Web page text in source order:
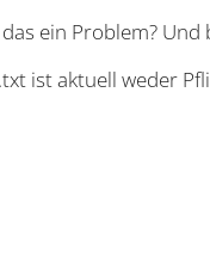
ein Problem?
ist aktuell weder